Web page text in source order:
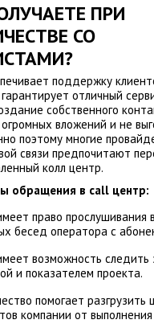
ПРИ
СО
поддержку
отличный
собственного
вложений и не
поэтому многие
связи предпочитают
колл центр.
обращения в call центр:
право прослушивания
бесед оператора с
возможность следить
и показателем проекта.
помогает разгрузить
компании от